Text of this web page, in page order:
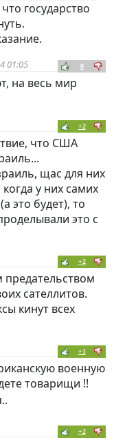
государство
01:05 0
на весь мир
+2
что США
щас для них
у них самих
это будет), то
это с
+2
предательством
сателлитов.
кинут всех
+1
военную
товарищи !!
+2